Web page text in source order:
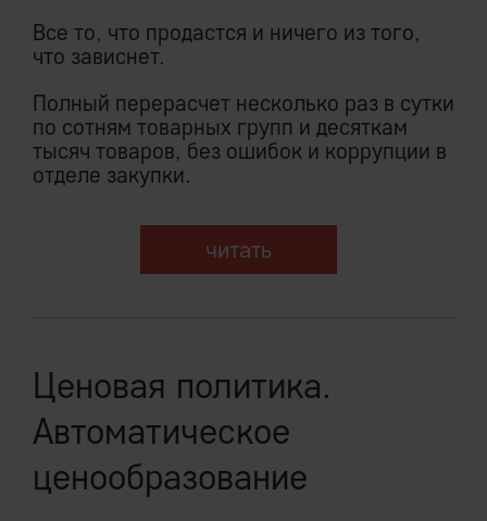
Все то, что продастся и ничего из того,
что зависнет.
Полный перерасчет несколько раз в сутки
по сотням товарных групп и десяткам
тысяч товаров, без ошибок и коррупции в
отделе закупки.
читать
Ценовая политика.
Автоматическое
ценообразование